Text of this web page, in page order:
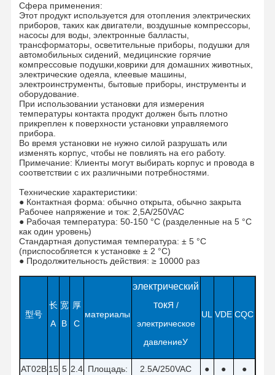
Сфера применения:
Этот продукт используется для отопления электрических
приборов, таких как двигатели, воздушные компрессоры,
насосы для воды, электронные балласты,
трансформаторы, осветительные приборы, подушки для
автомобильных сидений, медицинские горячие
компрессовые подушки,коврики для домашних животных,
электрические одеяла, клеевые машины,
электроинструменты, бытовые приборы, инструменты и
оборудование.
При использовании установки для измерения
температуры контакта продукт должен быть плотно
прикреплен к поверхности установки управляемого
прибора.
Во время установки не нужно силой разрушать или
изменять корпус, чтобы не повлиять на его работу.
Примечание: Клиенты могут выбирать корпус и провода в
соответствии с их различными потребностями.
Технические характеристики:
● Контактная форма: обычно открыта, обычно закрыта
Рабочее напряжение и ток: 2,5A/250VAC
● Рабочая температура: 50-150 °C (разделенные на 5 °C
как один уровень)
Стандартная допустимая температура: ± 5 °C
(приспособляется к установке ± 2 °C)
● Продолжительность действия: ≥ 10000 раз
型号
长
A
宽
B
厚
C
материалы
электрический
токЯ /
электрическое
давлениеУ
UL VDE CQC
AT02B 15 5 2.4 Площадь: 2.5A/250VAC ● ● ●